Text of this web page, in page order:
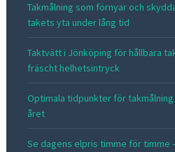
Takmålning som förnyar och
takets yta under lång tid
Taktvätt i Jönköping för hållbara
fräscht helhetsintryck
Optimala tidpunkter för
året
Se dagens elpris timme för timme